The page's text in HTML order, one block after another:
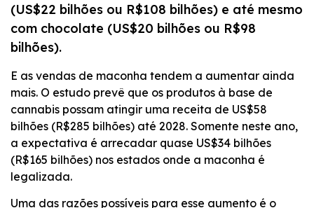
(US$22 bilhões ou R$108 bilhões) e até mesmo
com chocolate (US$20 bilhões ou R$98
bilhões).
E as vendas de maconha tendem a aumentar ainda
mais. O estudo prevê que os produtos à base de
cannabis possam atingir uma receita de US$58
bilhões (R$285 bilhões) até 2028. Somente neste ano,
a expectativa é arrecadar quase US$34 bilhões
(R$165 bilhões) nos estados onde a maconha é
legalizada.
Uma das razões possíveis para esse aumento é o